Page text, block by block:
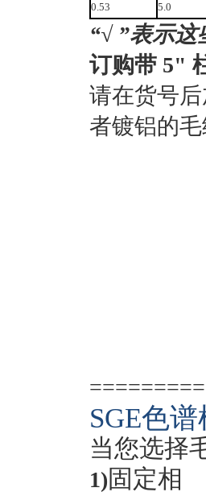
0.53
5.0
“√ ”表示
订购带 5"
请在货号后
者镀铝的
SGE色
当您选择
1)固定相